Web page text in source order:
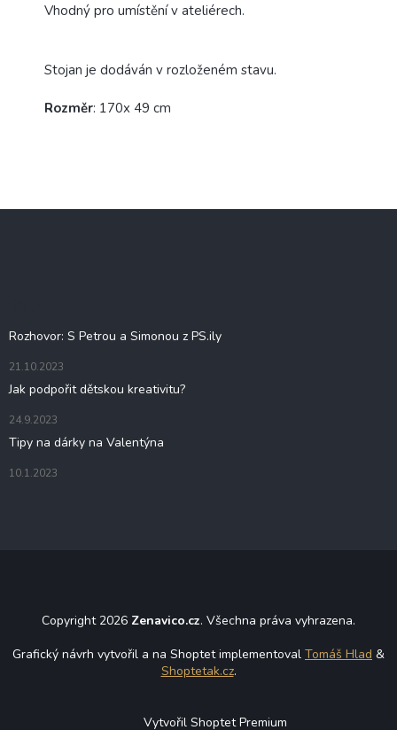
Vhodný pro umístění v ateliérech.
Stojan je dodáván v rozloženém stavu.
Rozměr: 170x 49 cm
Rozhovor: S Petrou a Simonou z PS.ily
21.10.2023
Jak podpořit dětskou kreativitu?
24.9.2023
Tipy na dárky na Valentýna
10.1.2023
Copyright 2026 Zenavico.cz. Všechna práva vyhrazena.
Grafický návrh vytvořil a na Shoptet implementoval Tomáš Hlad &
Shoptetak.cz.
Vytvořil Shoptet Premium